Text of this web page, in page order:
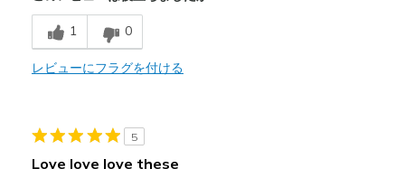
商品が期待と異なったレビュー
Foot slides
Weather dependent
Width
Feels true to width
1 0
レビューにフラグを付ける
5
Love love love these